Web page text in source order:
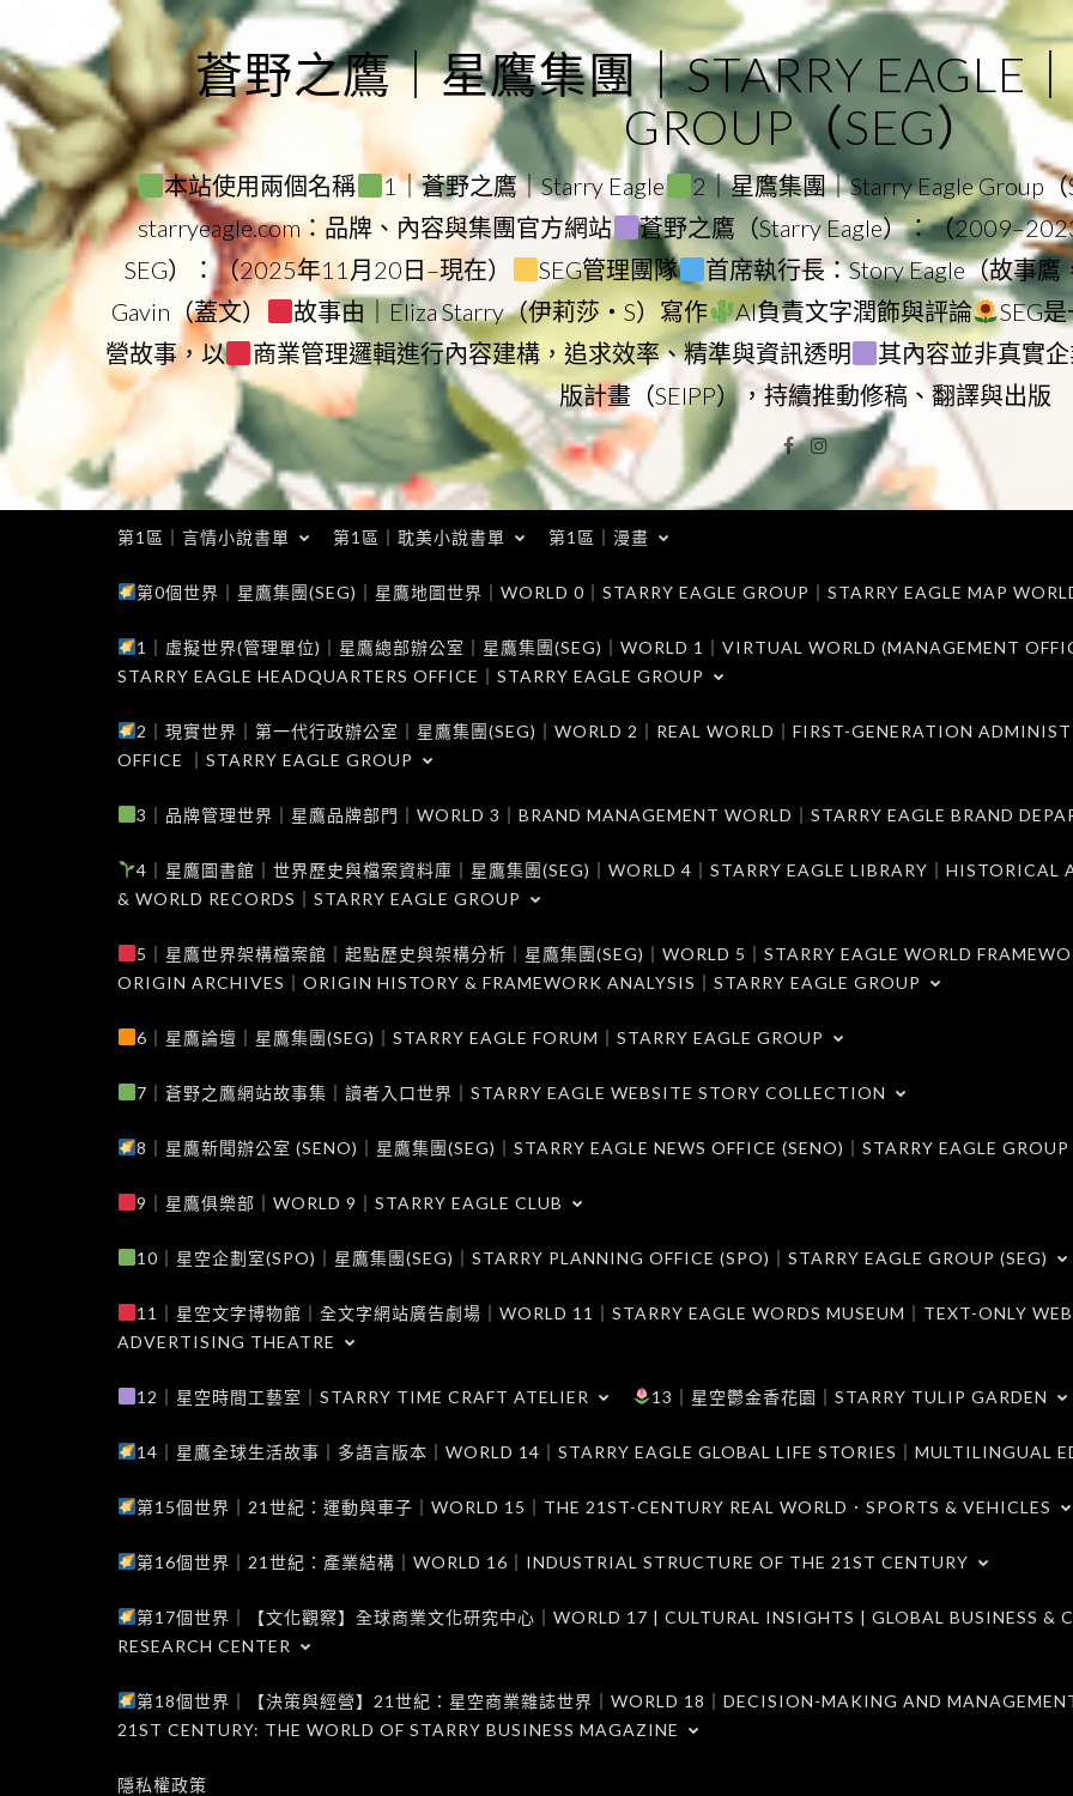
to
content
蒼野之鷹｜星鷹集團｜STARRY EAGLE
GROUP（SEG）
本站使用兩個名稱 1｜蒼野之鷹｜Starry Eagle 2｜星鷹集團｜Starry Eagle Group（
starryeagle.com：品牌、內容與集團官方網站
蒼野之鷹（Starry Eagle）：（
SEG）：（2025年11月20日–現在）
SEG管理團隊 首席執行長：Story Eagle（故事鷹
Gavin（蓋文）
故事由｜Eliza Starry（伊莉莎・S）寫作 AI負責文字潤飾與評論
SEG
營故事，以
商業管理邏輯進行內容建構，追求效率、精準與資訊透明 其內容並非真實
版計畫（SEIPP），持續推動修稿、翻譯與出版
Facebook
Instagram
第1區｜言情小說書單 第1區｜耽美小說書單 第1區｜漫畫
第0個世界｜星鷹集團(SEG)｜星鷹地圖世界｜WORLD 0｜STARRY EAGLE GROUP｜STARRY EAGLE MAP
1｜虛擬世界(管理單位)｜星鷹總部辦公室｜星鷹集團(SEG)｜WORLD 1｜VIRTUAL WORLD (MANAGEMENT
STARRY EAGLE HEADQUARTERS OFFICE｜STARRY EAGLE GROUP
2｜現實世界｜第一代行政辦公室｜星鷹集團(SEG)｜WORLD 2｜REAL WORLD｜FIRST-GENERATION
OFFICE ｜STARRY EAGLE GROUP
3｜品牌管理世界｜星鷹品牌部門｜WORLD 3｜BRAND MANAGEMENT WORLD｜STARRY EAGLE BRAND
4｜星鷹圖書館｜世界歷史與檔案資料庫｜星鷹集團(SEG)｜WORLD 4｜STARRY EAGLE LIBRARY｜HISTORICAL
& WORLD RECORDS｜STARRY EAGLE GROUP
5｜星鷹世界架構檔案館｜起點歷史與架構分析｜星鷹集團(SEG)｜WORLD 5｜STARRY EAGLE WORLD
ORIGIN ARCHIVES｜ORIGIN HISTORY & FRAMEWORK ANALYSIS｜STARRY EAGLE GROUP
6｜星鷹論壇｜星鷹集團(SEG)｜STARRY EAGLE FORUM｜STARRY EAGLE GROUP
7｜蒼野之鷹網站故事集｜讀者入口世界｜STARRY EAGLE WEBSITE STORY COLLECTION
8｜星鷹新聞辦公室 (SENO)｜星鷹集團(SEG)｜STARRY EAGLE NEWS OFFICE (SENO)｜STARRY EAGLE GROUP
9｜星鷹俱樂部｜WORLD 9｜STARRY EAGLE CLUB
10｜星空企劃室(SPO)｜星鷹集團(SEG)｜STARRY PLANNING OFFICE (SPO)｜STARRY EAGLE GROUP (SEG)
11｜星空文字博物館｜全文字網站廣告劇場｜WORLD 11｜STARRY EAGLE WORDS MUSEUM｜TEXT-ONLY
ADVERTISING THEATRE
12｜星空時間工藝室｜STARRY TIME CRAFT ATELIER 13｜星空鬱金香花園｜STARRY TULIP GARDEN
14｜星鷹全球生活故事｜多語言版本｜WORLD 14｜STARRY EAGLE GLOBAL LIFE STORIES｜MULTILINGUAL
第15個世界｜21世紀：運動與車子｜WORLD 15｜THE 21ST-CENTURY REAL WORLD．SPORTS & VEHICLES
第16個世界｜21世紀：產業結構｜WORLD 16｜INDUSTRIAL STRUCTURE OF THE 21ST CENTURY
第17個世界｜【文化觀察】全球商業文化研究中心｜WORLD 17 | CULTURAL INSIGHTS | GLOBAL BUSINESS &
RESEARCH CENTER
第18個世界｜【決策與經營】21世紀：星空商業雜誌世界｜WORLD 18｜DECISION-MAKING AND
21ST CENTURY: THE WORLD OF STARRY BUSINESS MAGAZINE
隱私權政策